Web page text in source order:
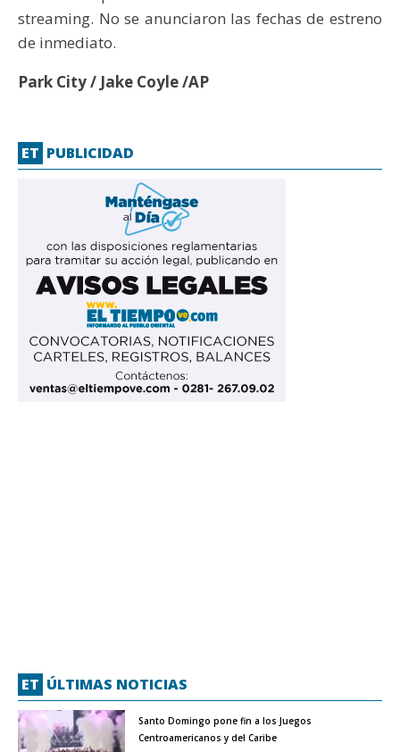
streaming. No se anunciaron las fechas de estreno
de inmediato.
Park City / Jake Coyle /AP
ET PUBLICIDAD
ET ÚLTIMAS NOTICIAS
Santo Domingo pone fin a los Juegos
Centroamericanos y del Caribe